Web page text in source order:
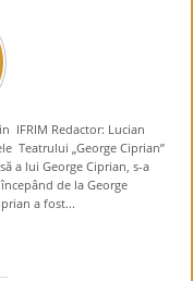
IFRIM Redactor: Lucian
Teatrului „George Ciprian”
a lui George Ciprian, s-a
de la George
a fost...